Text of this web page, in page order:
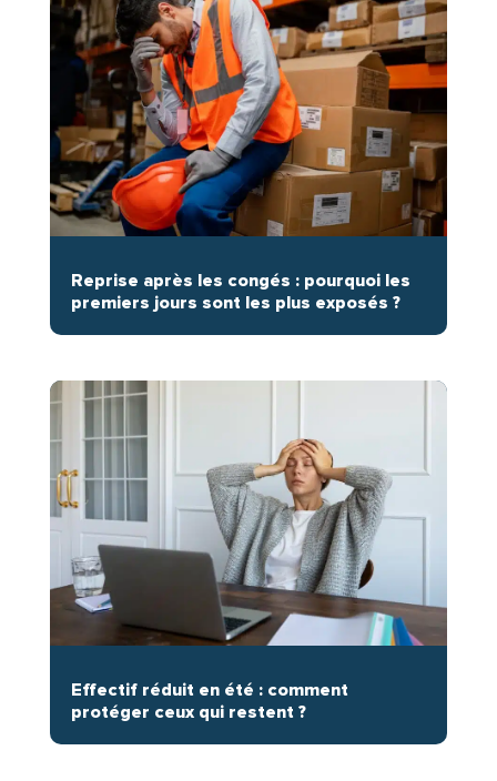
Reprise après les congés : pourquoi les
premiers jours sont les plus exposés ?
Effectif réduit en été : comment
protéger ceux qui restent ?